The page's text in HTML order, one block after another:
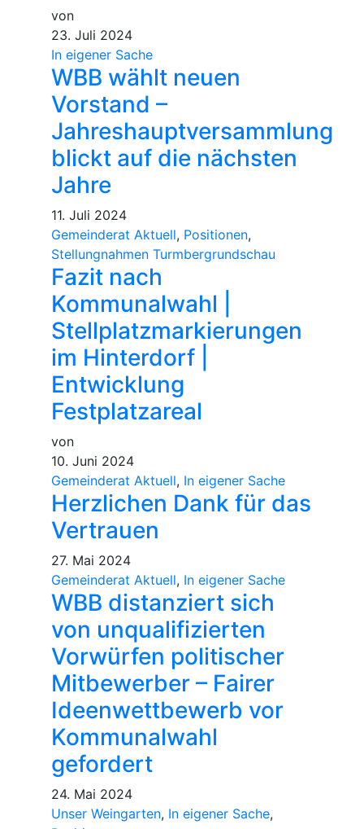
von
23. Juli 2024
In eigener Sache
WBB wählt neuen
Vorstand –
Jahreshauptversammlung
blickt auf die nächsten
Jahre
11. Juli 2024
Gemeinderat Aktuell, Positionen,
Stellungnahmen Turmbergrundschau
Fazit nach
Kommunalwahl |
Stellplatzmarkierungen
im Hinterdorf |
Entwicklung
Festplatzareal
von
10. Juni 2024
Gemeinderat Aktuell, In eigener Sache
Herzlichen Dank für das
Vertrauen
27. Mai 2024
Gemeinderat Aktuell, In eigener Sache
WBB distanziert sich
von unqualifizierten
Vorwürfen politischer
Mitbewerber – Fairer
Ideenwettbewerb vor
Kommunalwahl
gefordert
24. Mai 2024
Unser Weingarten, In eigener Sache,